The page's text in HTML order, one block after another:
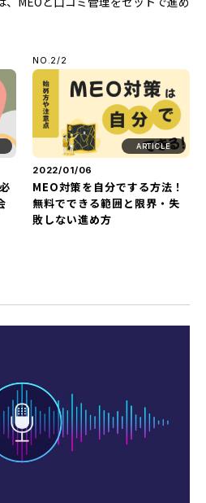
NO.2/2
ARTICLE
2022/01/06
MEO対策を自分でする方法！
無料でできる範囲と限界・失
敗しない進め方